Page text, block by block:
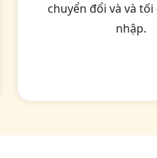
chuyển đổi và và
nhập.